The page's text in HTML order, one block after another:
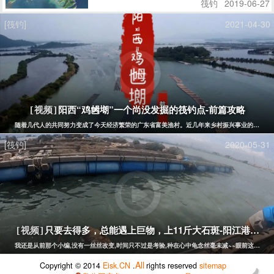
筏钓 2019-06-27
[筏钓]
2021-04-30
[视频] 阳西“鸡乸㙟”一个尚没发掘的筏钓点-前篇攻略
随着几代人的共同努力变成了今天经济繁荣的广东省富美渔村。近几年来乡村振兴事业的发展
[筏钓] 2020-05-31
[视频] 只要去得多，总能遇上巨物，上11斤大石斑-阳江港口船
我还是从前那个小编,没有一丝丝改变,时间只不过是考验,种在心中龟念丝毫未减~~眼前这个小
Copyright © 2014 Eisk.CN .Allrights reservedsitemap